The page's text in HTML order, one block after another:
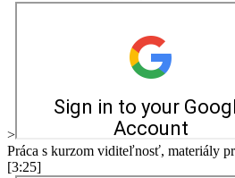
>
Práca s kurzom viditeľnosť, materiály
[3:25]